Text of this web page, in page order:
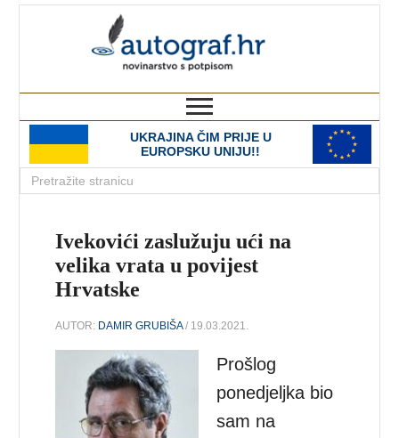
UKRAJINA ČIM PRIJE U
EUROPSKU UNIJU!!
Ivekovići zaslužuju ući na
velika vrata u povijest
Hrvatske
AUTOR: DAMIR GRUBIŠA/ 19.03.2021.
Prošlog
ponedjeljka bio
sam na